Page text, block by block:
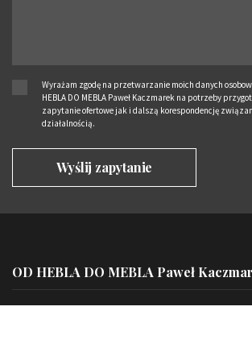
Wyrażam zgodę na przetwarzanie moich danych
HEBLA DO MEBLA Paweł Kaczmarek na potrzeby
zapytanie ofertowe jak i dalszą korespondencję
działalnością.
OD HEBLA DO MEBLA Paweł